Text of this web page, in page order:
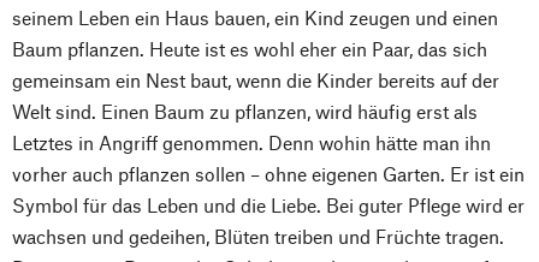
seinem Leben ein Haus bauen, ein Kind zeugen und einen
Baum pflanzen. Heute ist es wohl eher ein Paar, das sich
gemeinsam ein Nest baut, wenn die Kinder bereits auf der
Welt sind. Einen Baum zu pflanzen, wird häufig erst als
Letztes in Angriff genommen. Denn wohin hätte man ihn
vorher auch pflanzen sollen – ohne eigenen Garten. Er ist ein
Symbol für das Leben und die Liebe. Bei guter Pflege wird er
wachsen und gedeihen, Blüten treiben und Früchte tragen.